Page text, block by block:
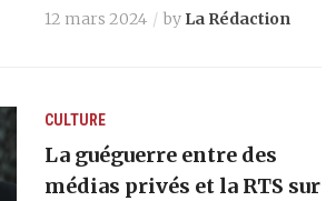
12 mars 2024 by La Rédaction
CULTURE
La guéguerre entre des
médias privés et la RTS sur